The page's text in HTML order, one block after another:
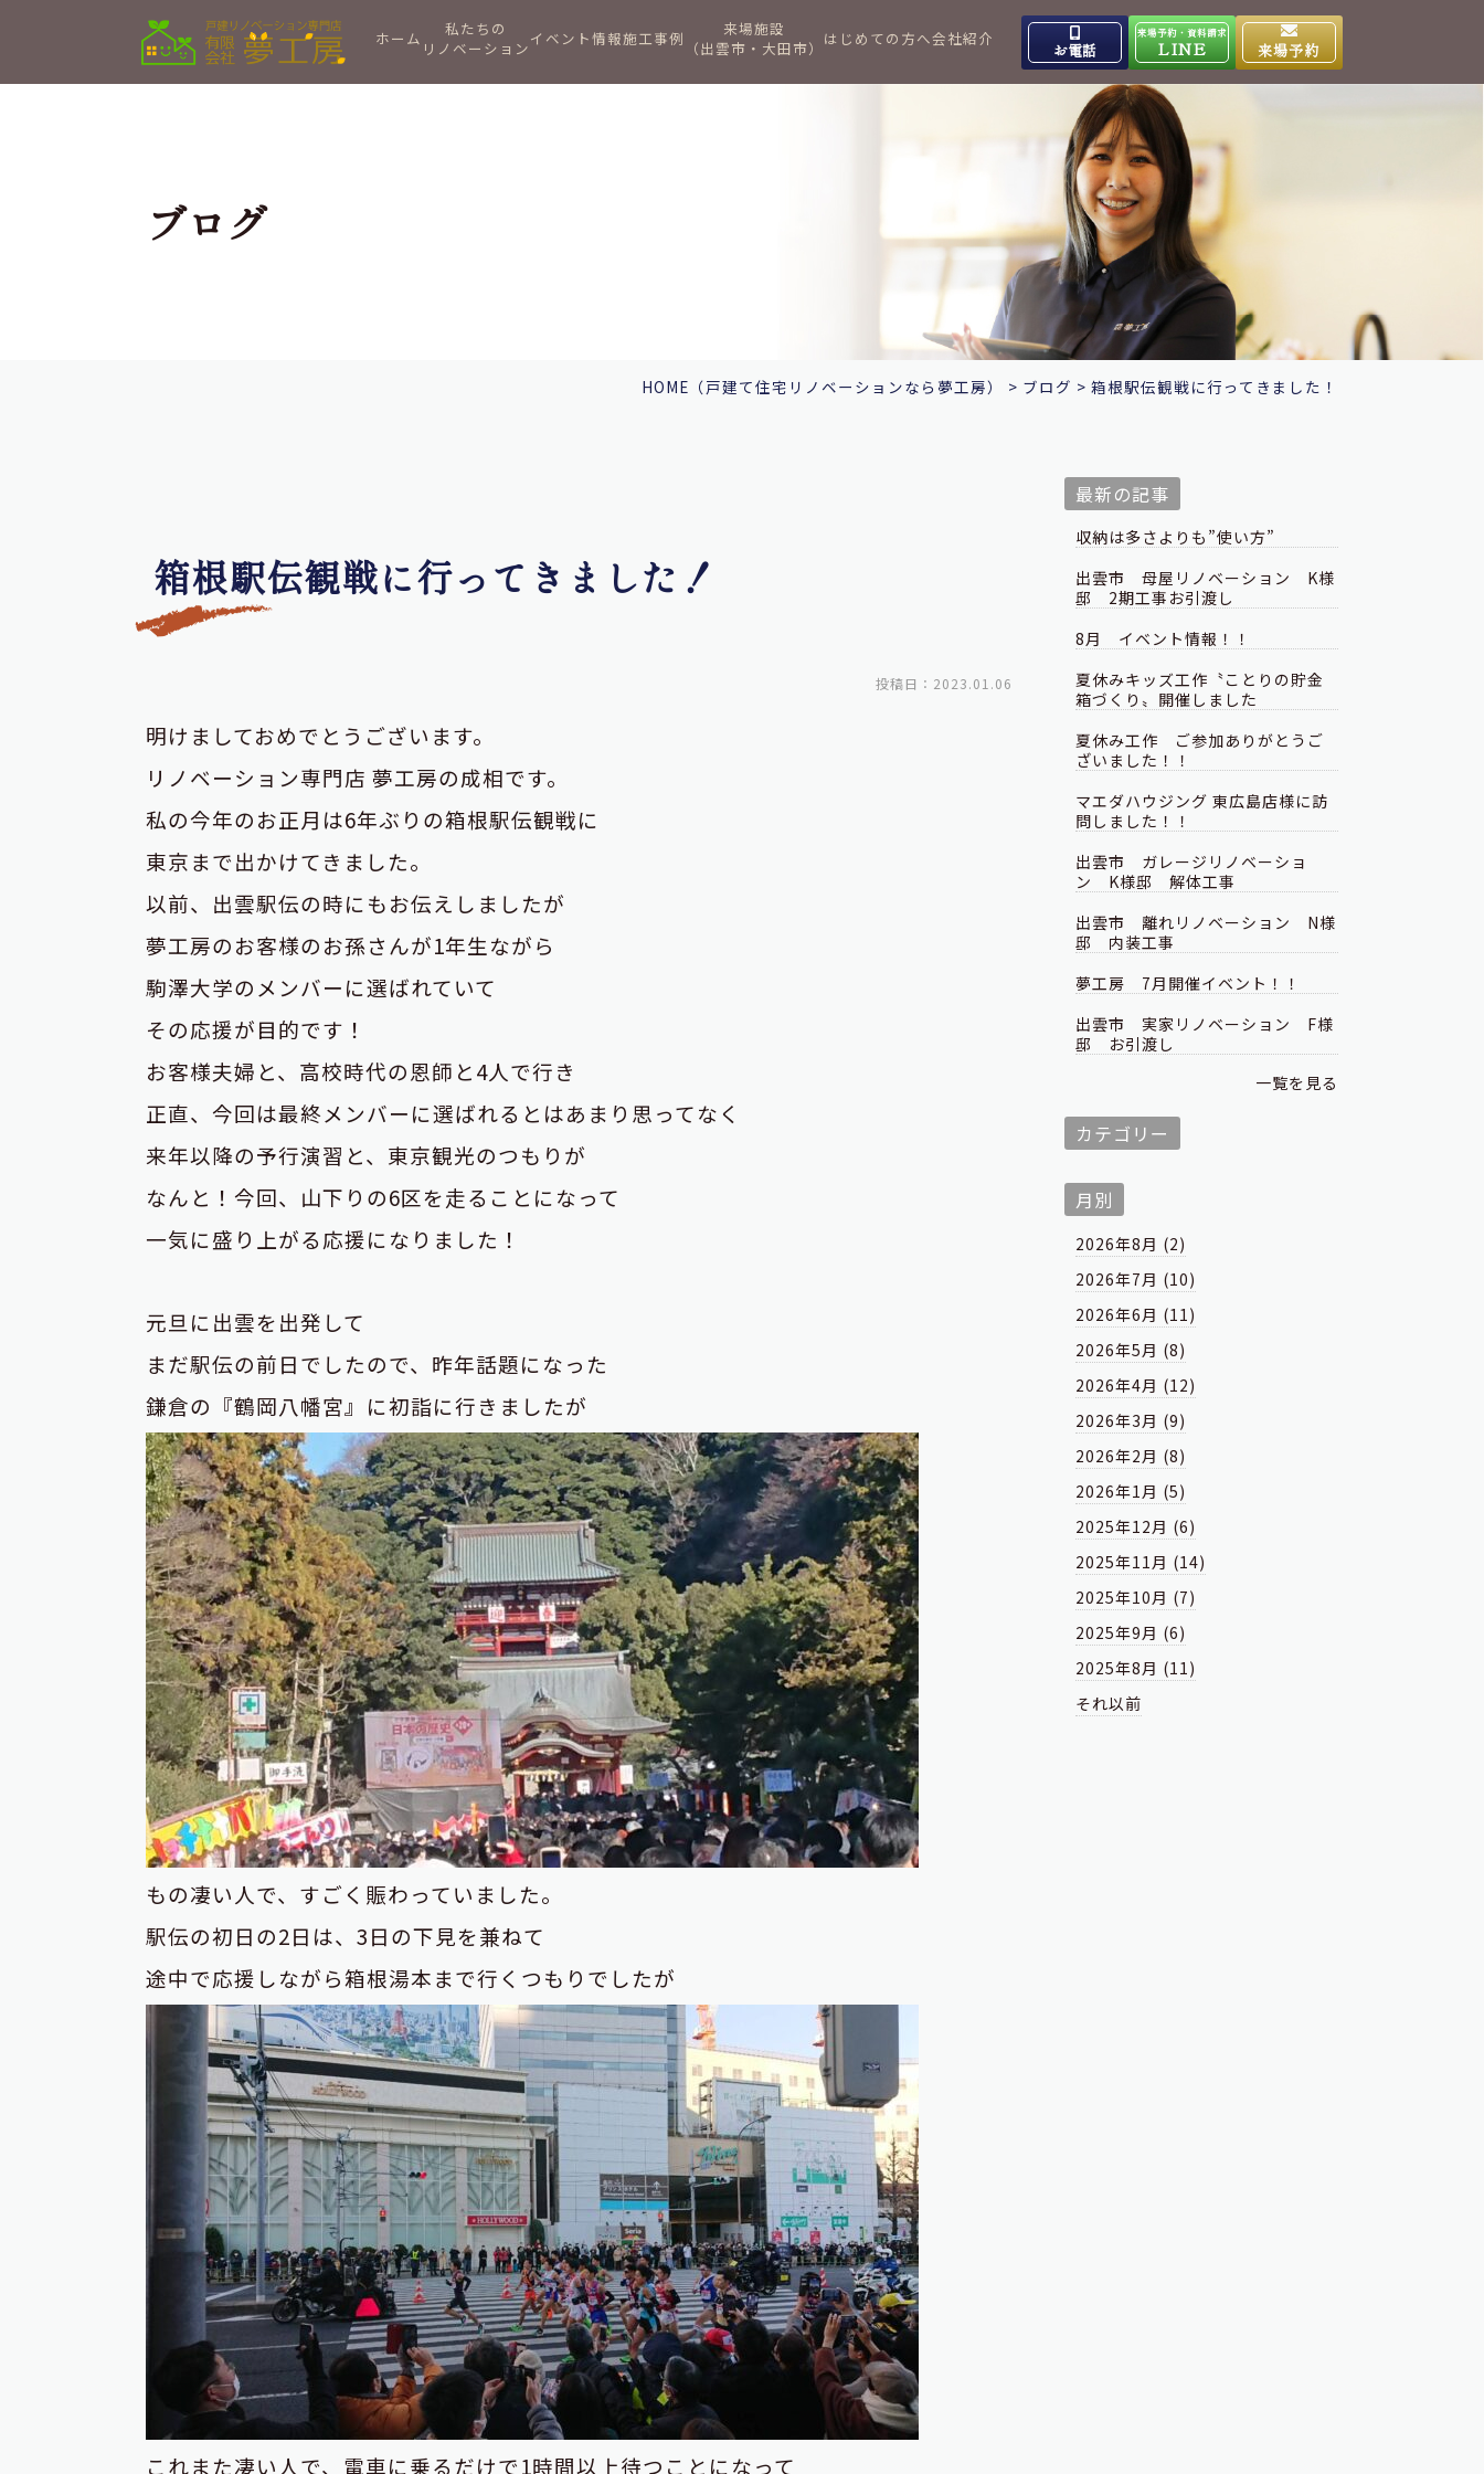
ホーム
私たちの
リノベーションイベント情報施工事例
来場施設
（出雲市・大田市） はじめての方へ会社紹介
お電話
出雲高岡体感ギャラリー
0853-31-4133
9:00～17:00
水曜日
大田ショールーム
0854-86-8640
9:00～17:00
定休日 日曜日
来場予約・資料請求
LINE 来場予約
ブログ
HOME （戸建て住宅リノベーションなら夢工房） > ブログ > 箱根駅伝観戦に行ってきました！
箱根駅伝観戦に行ってきました！
投稿日：2023.01.06
明けましておめでとうございます。
リノベーション専門店 夢工房の成相です。
私の今年のお正月は6年ぶりの箱根駅伝観戦に
東京まで出かけてきました。
以前、出雲駅伝の時にもお伝えしましたが
夢工房のお客様のお孫さんが1年生ながら
駒澤大学のメンバーに選ばれていて
その応援が目的です！
お客様夫婦と、高校時代の恩師と4人で行き
正直、今回は最終メンバーに選ばれるとはあまり思ってなく
来年以降の予行演習と、東京観光のつもりが
なんと！今回、山下りの6区を走ることになって
一気に盛り上がる応援になりました！
元旦に出雲を出発して
まだ駅伝の前日でしたので、昨年話題になった
鎌倉の『鶴岡八幡宮』に初詣に行きましたが
もの凄い人で、すごく賑わっていました。
駅伝の初日の2日は、3日の下見を兼ねて
途中で応援しながら箱根湯本まで行くつもりでしたが
これまた凄い人で、電車に乗るだけで1時間以上待つことになって
最新の記事
収納は多さよりも”使い方”
出雲市 母屋リノベーション K様
邸 2期工事お引渡し
8月 イベント情報！！
夏休みキッズ工作〝ことりの貯金
箱づくり〟開催しました
夏休み工作 ご参加ありがとうご
ざいました！！
マエダハウジング 東広島店様に訪
問しました！！
出雲市 ガレージリノベーショ
ン K様邸 解体工事
出雲市 離れリノベーション N様
邸 内装工事
夢工房 7月開催イベント！！
出雲市 実家リノベーション F様
邸 お引渡し
一覧を見る
カテゴリー
月別
2026年8月 (2)
2026年7月 (10)
2026年6月 (11)
2026年5月 (8)
2026年4月 (12)
2026年3月 (9)
2026年2月 (8)
2026年1月 (5)
2025年12月 (6)
2025年11月 (14)
2025年10月 (7)
2025年9月 (6)
2025年8月 (11)
それ以前